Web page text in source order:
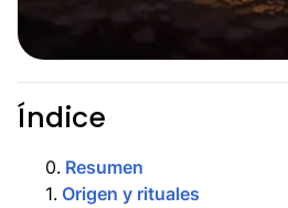
Índice
0. Resumen
1. Origen y rituales